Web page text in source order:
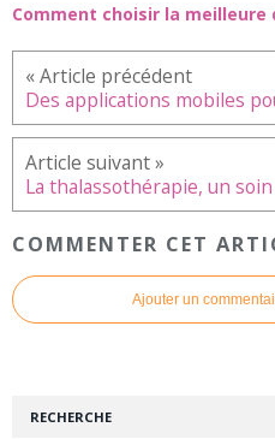
Comment choisir la meilleure
Des applications mobiles
La thalassothérapie, un
COMMENTER CET
Ajouter un
RECHERCHE